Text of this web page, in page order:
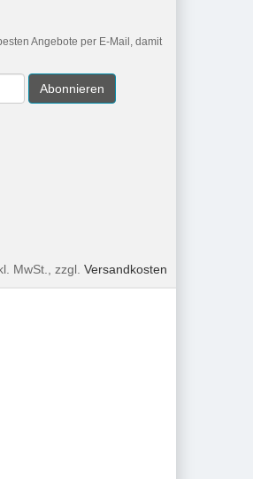
Angebote per E-Mail, damit
Abonnieren
MwSt., zzgl. Versandkosten